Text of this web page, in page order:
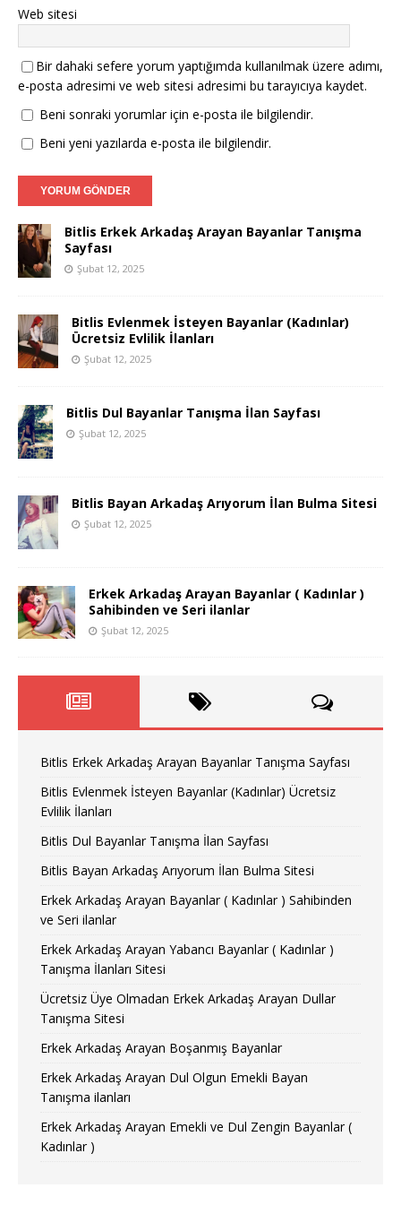
Web sitesi
Bir dahaki sefere yorum yaptığımda kullanılmak üzere adımı,
e-posta adresimi ve web sitesi adresimi bu tarayıcıya kaydet.
Beni sonraki yorumlar için e-posta ile bilgilendir.
Beni yeni yazılarda e-posta ile bilgilendir.
Bitlis Erkek Arkadaş Arayan Bayanlar Tanışma
Sayfası
Şubat 12, 2025
Bitlis Evlenmek İsteyen Bayanlar (Kadınlar)
Ücretsiz Evlilik İlanları
Şubat 12, 2025
Bitlis Dul Bayanlar Tanışma İlan Sayfası
Şubat 12, 2025
Bitlis Bayan Arkadaş Arıyorum İlan Bulma Sitesi
Şubat 12, 2025
Erkek Arkadaş Arayan Bayanlar ( Kadınlar )
Sahibinden ve Seri ilanlar
Şubat 12, 2025
Bitlis Erkek Arkadaş Arayan Bayanlar Tanışma Sayfası
Bitlis Evlenmek İsteyen Bayanlar (Kadınlar) Ücretsiz
Evlilik İlanları
Bitlis Dul Bayanlar Tanışma İlan Sayfası
Bitlis Bayan Arkadaş Arıyorum İlan Bulma Sitesi
Erkek Arkadaş Arayan Bayanlar ( Kadınlar ) Sahibinden
ve Seri ilanlar
Erkek Arkadaş Arayan Yabancı Bayanlar ( Kadınlar )
Tanışma İlanları Sitesi
Ücretsiz Üye Olmadan Erkek Arkadaş Arayan Dullar
Tanışma Sitesi
Erkek Arkadaş Arayan Boşanmış Bayanlar
Erkek Arkadaş Arayan Dul Olgun Emekli Bayan
Tanışma ilanları
Erkek Arkadaş Arayan Emekli ve Dul Zengin Bayanlar (
Kadınlar )